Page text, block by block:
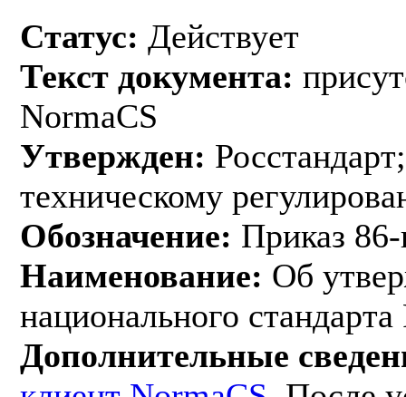
Статус: Действует
Текст документа:
NormaCS
Утвержден:
техническому
Обозначение: Приказ
Наименование: Об
национального
Дополнительные